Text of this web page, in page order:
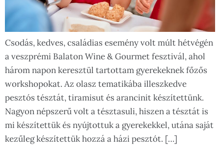
Csodás, kedves, családias esemény volt múlt hétvégén
a veszprémi Balaton Wine & Gourmet fesztivál, ahol
három napon keresztül tartottam gyerekeknek főzős
workshopokat. Az olasz tematikába illeszkedve
pesztós tésztát, tiramisut és arancinit készítettünk.
Nagyon népszerű volt a tésztasuli, hiszen a tésztát is
mi készítettük és nyújtottuk a gyerekekkel, utána saját
kezűleg készítettük hozzá a házi pesztót. […]